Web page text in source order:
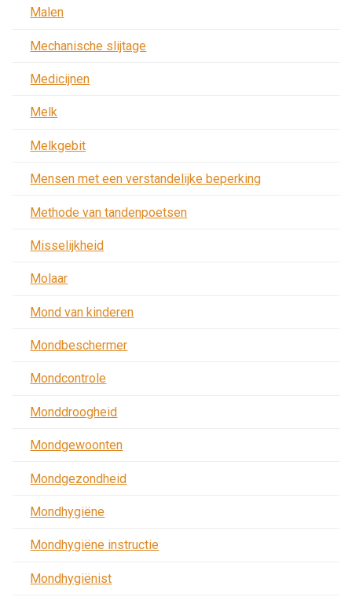
Malen
Mechanische slijtage
Medicijnen
Melk
Melkgebit
Mensen met een verstandelijke beperking
Methode van tandenpoetsen
Misselijkheid
Molaar
Mond van kinderen
Mondbeschermer
Mondcontrole
Monddroogheid
Mondgewoonten
Mondgezondheid
Mondhygiëne
Mondhygiëne instructie
Mondhygiënist